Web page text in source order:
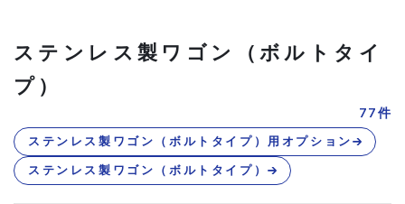
ステンレス製ワゴン（ボルトタイ
プ）
77件
ステンレス製ワゴン（ボルトタイプ）用オプション
ステンレス製ワゴン（ボルトタイプ）